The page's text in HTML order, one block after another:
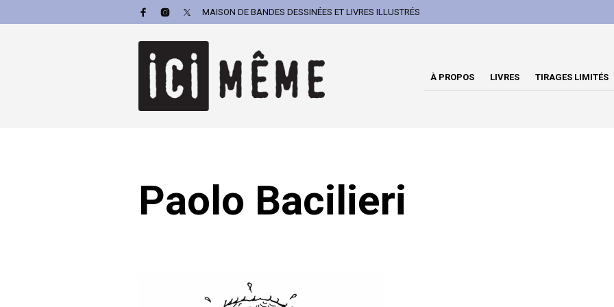
MAISON DE BANDES DESSINÉES ET LIVRES ILLUSTRÉS
À PROPOS LIVRES TIRAGES LIMITÉS
Paolo Bacilieri